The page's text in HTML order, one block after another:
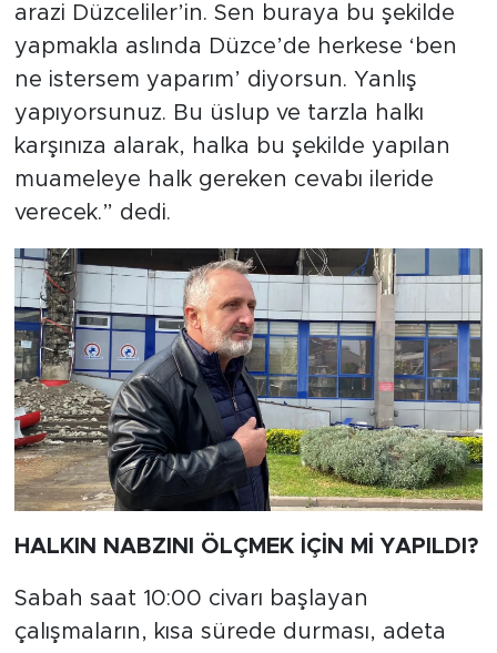
arazi Düzceliler’in. Sen buraya bu şekilde
yapmakla aslında Düzce’de herkese ‘ben
ne istersem yaparım’ diyorsun. Yanlış
yapıyorsunuz. Bu üslup ve tarzla halkı
karşınıza alarak, halka bu şekilde yapılan
muameleye halk gereken cevabı ileride
verecek.” dedi.
HALKIN NABZINI ÖLÇMEK İÇİN Mİ YAPILDI?
Sabah saat 10:00 civarı başlayan
çalışmaların, kısa sürede durması, adeta